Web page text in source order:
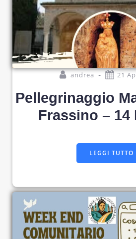
andrea - 21
Pellegrinaggio
Frassino – 14
LEGGI TUTTO